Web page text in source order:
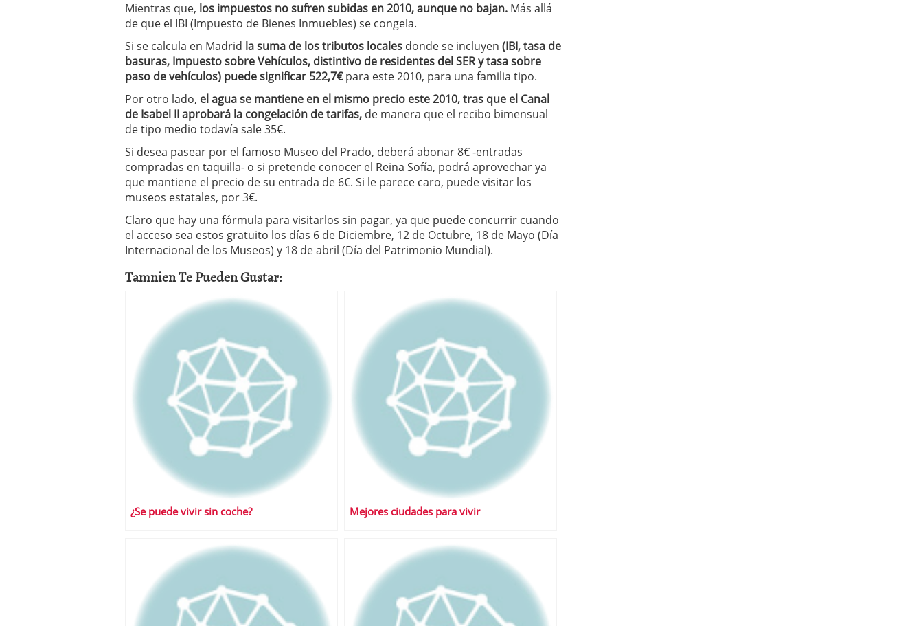
Mientras que, los impuestos no sufren subidas en 2010, aunque no bajan. Más allá
de que el IBI (Impuesto de Bienes Inmuebles) se congela.
Si se calcula en Madrid la suma de los tributos locales donde se incluyen (IBI, tasa de
basuras, Impuesto sobre Vehículos, distintivo de residentes del SER y tasa sobre
paso de vehículos) puede significar 522,7€para este 2010, para una familia tipo.
Por otro lado, el agua se mantiene en el mismo precio este 2010, tras que el Canal
de Isabel II aprobará la congelación de tarifas, de manera que el recibo bimensual
de tipo medio todavía sale 35€.
Si desea pasear por el famoso Museo del Prado, deberá abonar 8€ -entradas
compradas en taquilla- o si pretende conocer el Reina Sofía, podrá aprovechar ya
que mantiene el precio de su entrada de 6€. Si le parece caro, puede visitar los
museos estatales, por 3€.
Claro que hay una fórmula para visitarlos sin pagar, ya que puede concurrir cuando
el acceso sea estos gratuito los días 6 de Diciembre, 12 de Octubre, 18 de Mayo (Día
Internacional de los Museos) y 18 de abril (Día del Patrimonio Mundial).
Tamnien Te Pueden Gustar:
¿Se puede vivir sin coche? Mejores ciudades para vivir